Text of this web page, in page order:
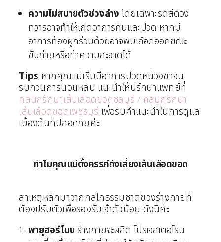
ความไม่สบายตัวช่วงล่าง โดยเฉพาะริดสีดวง
ทวารอาจทำให้เกิดอาการคันและปวด หากมี
อาการท้องผูกร่วมด้วยอาจพบเลือดออกขณะ
ขับถ่ายหรือทำความสะอาดได้
Tips หากคุณแม่เริ่มมีอาการปวดหน่วงขาจน
รบกวนการนอนหลับ แนะนำให้ปรึกษาแพทย์ที่
คลินิกรักษาเส้นเลือดขอดชลบุรี / คลินิกรักษา
เส้นเลือดขอดเพชรบุรี เพื่อรับคำแนะนำในการดูแล
เบื้องต้นที่ปลอดภัยค่ะ
ทำไมคุณแม่ตั้งครรภ์ถึงเสี่ยงเส้นเลือดขอด
สาเหตุหลักมาจากกลไกธรรมชาติของร่างกายที่
ต้องปรับตัวเพื่อรองรับเจ้าตัวน้อย ดังนี้ค่ะ
พายุฮอร์โมน ร่างกายจะผลิต โปรเจสเตอโรน